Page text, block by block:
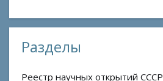
Разделы
Реестр научных открытий СССР